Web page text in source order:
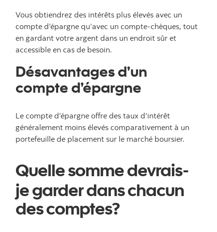
Vous obtiendrez des intérêts plus élevés avec un
compte d’épargne qu’avec un compte-chèques, tout
en gardant votre argent dans un endroit sûr et
accessible en cas de besoin.
Désavantages d’un
compte d’épargne
Le compte d’épargne offre des taux d’intérêt
généralement moins élevés comparativement à un
portefeuille de placement sur le marché boursier.
Quelle somme devrais-
je garder dans chacun
des comptes?